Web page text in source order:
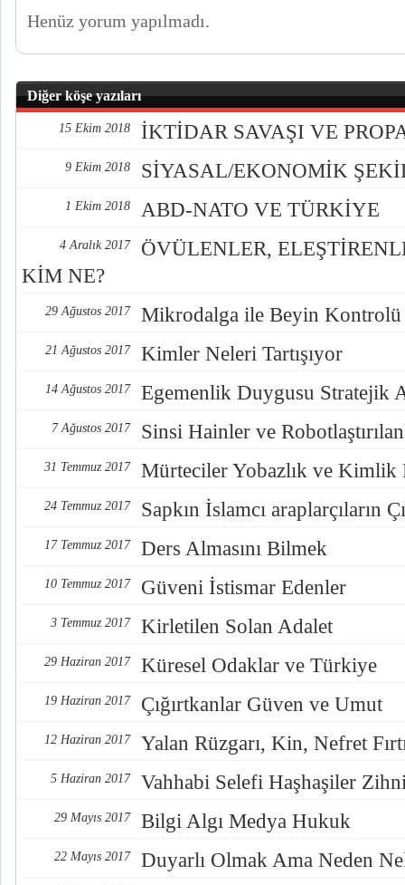
Henüz yorum yapılmadı.
Diğer köşe yazıları
15 Ekim 2018 İKTİDAR SAVAŞI VE
9 Ekim 2018 SİYASAL/EKONOMİK
1 Ekim 2018 ABD-NATO VE TÜRKİYE
4 Aralık 2017
ÖVÜLENLER,
KİM NE?
29 Ağustos 2017 Mikrodalga ile Beyin Kontrolü
21 Ağustos 2017 Kimler Neleri Tartışıyor
14 Ağustos 2017 Egemenlik Duygusu Stratejik
7 Ağustos 2017 Sinsi Hainler ve
31 Temmuz 2017 Mürteciler Yobazlık ve Kimlik
24 Temmuz 2017 Sapkın İslamcı araplarçıların
17 Temmuz 2017 Ders Almasını Bilmek
10 Temmuz 2017 Güveni İstismar Edenler
3 Temmuz 2017 Kirletilen Solan Adalet
29 Haziran 2017 Küresel Odaklar ve Türkiye
19 Haziran 2017 Çığırtkanlar Güven ve Umut
12 Haziran 2017 Yalan Rüzgarı, Kin, Nefret
5 Haziran 2017 Vahhabi Selefi Haşhaşiler
29 Mayıs 2017 Bilgi Algı Medya Hukuk
22 Mayıs 2017 Duyarlı Olmak Ama Neden